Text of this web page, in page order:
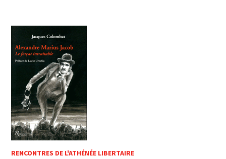
RENCONTRES DE L'ATHÉNÉE LIBERTAIRE